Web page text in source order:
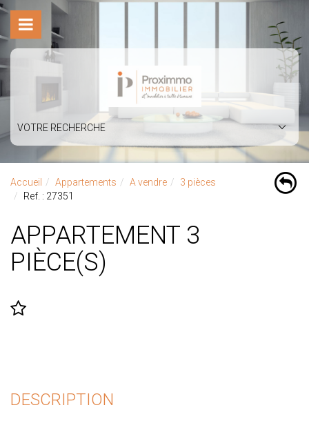
VOTRE RECHERCHE
Accueil Appartements A vendre
3 pièces
Ref. : 27351
APPARTEMENT 3
PIÈCE(S)
DESCRIPTION